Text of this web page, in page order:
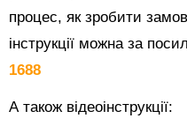
процес, як зробити
інструкції можна за
1688
А також відеоінструкції: